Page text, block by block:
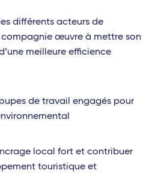
différents acteurs de
compagnie œuvre à mettre son
meilleure efficience
de travail engagés pour
local fort et contribuer
touristique et